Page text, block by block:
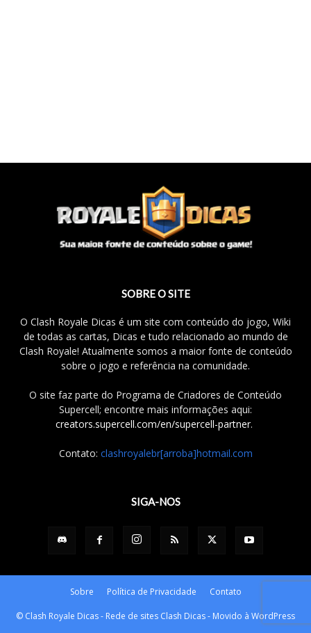
SOBRE O SITE
O Clash Royale Dicas é um site com conteúdo do jogo, Wiki
de todas as cartas, Dicas e tudo relacionado ao mundo de
Clash Royale! Atualmente somos a maior fonte de conteúdo
sobre o jogo e referência na comunidade.
O site faz parte do Programa de Criadores de Conteúdo
Supercell; encontre mais informações aqui:
creators.supercell.com/en/supercell-partner.
Contato: clashroyalebr[arroba]hotmail.com
SIGA-NOS
Sobre Política de Privacidade Contato
© Clash Royale Dicas - Rede de sites Clash Dicas - Movido à WordPress